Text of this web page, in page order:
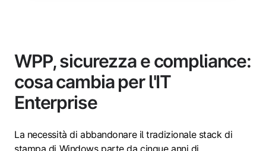
WPP, sicurezza e compliance:
cosa cambia per l'IT
Enterprise
La necessità di abbandonare il tradizionale stack di
stampa di Windows parte da cinque anni di